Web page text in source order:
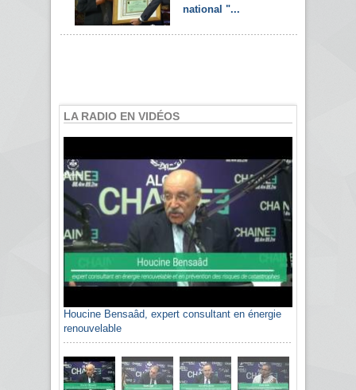
national "...
LA RADIO EN VIDÉOS
Houcine Bensaâd, expert consultant en énergie
renouvelable